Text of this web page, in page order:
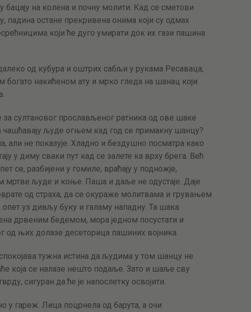
бацају на колена и почну молити. Кад се сметови
падина остане прекривена онима који су одмах
који ће дуго умирати док их гази пашина
од кубура и оштрих сабљи у рукама Ресаваца,
накићеном ату и мрко гледа на шанац који
за султановог прослављеног ратника од ове шаке
чашћавају људе огњем кад год се примакну шанцу?
али не показује. Хладно и бездушно посматра како
у диму сваки пут кад се залете ка врху брега. Већ
се, разбијени у гомиле, враћају у подножје,
мртве људе и коње. Паша и даље не одустаје. Даје
од страха, да се окураже молитвама и грувањем
уз дивљу буку и галаму нападну. Та шака
дрвеним бедемом, мора једном посустати и
од њих долазе десеторица пашиних војника.
тужна истина да људима у том шанцу не
која се налазе нешто подаље. Зато и шаље сву
сигуран да ће је напослетку освојити.
у гареж. Лица поцрнела од барута, а очи